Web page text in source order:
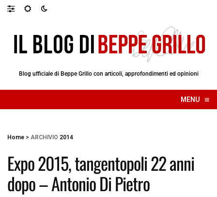
Blog ufficiale di Beppe Grillo con articoli, approfondimenti ed opinioni
MENU ≡
☰
Home > ARCHIVIO 2014
Expo 2015, tangentopoli 22 anni
dopo – Antonio Di Pietro